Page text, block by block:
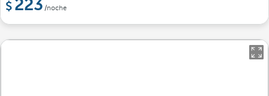
223 /noche